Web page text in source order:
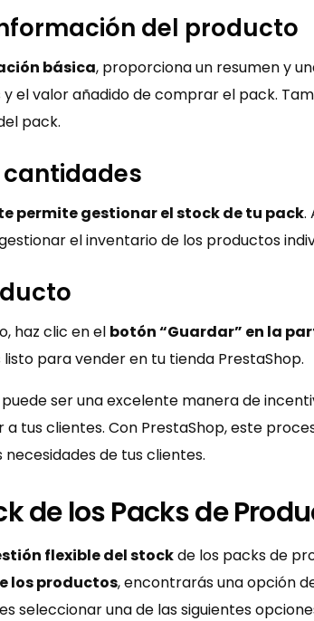
del producto
básica, proporciona un resumen y
el valor añadido de comprar el pack.
pack​​.
permite gestionar el stock de tu pack.
el inventario de los productos
haz clic en el botón “Guardar” en la
para vender en tu tienda PrestaShop​​.
ser una excelente manera de
tus clientes. Con PrestaShop, este
de tus clientes.
de los Packs de
flexible del stockde los packs de
los productos, encontrarás una opción
seleccionar una de las siguientes